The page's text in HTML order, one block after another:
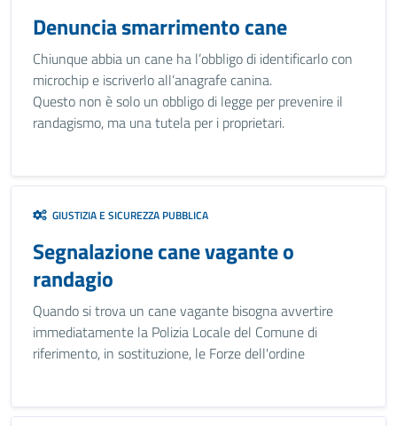
Denuncia smarrimento cane
Chiunque abbia un cane ha l’obbligo di identificarlo con
microchip e iscriverlo all’anagrafe canina.
Questo non è solo un obbligo di legge per prevenire il
randagismo, ma una tutela per i proprietari.
GIUSTIZIA E SICUREZZA PUBBLICA
Segnalazione cane vagante o
randagio
Quando si trova un cane vagante bisogna avvertire
immediatamente la Polizia Locale del Comune di
riferimento, in sostituzione, le Forze dell'ordine